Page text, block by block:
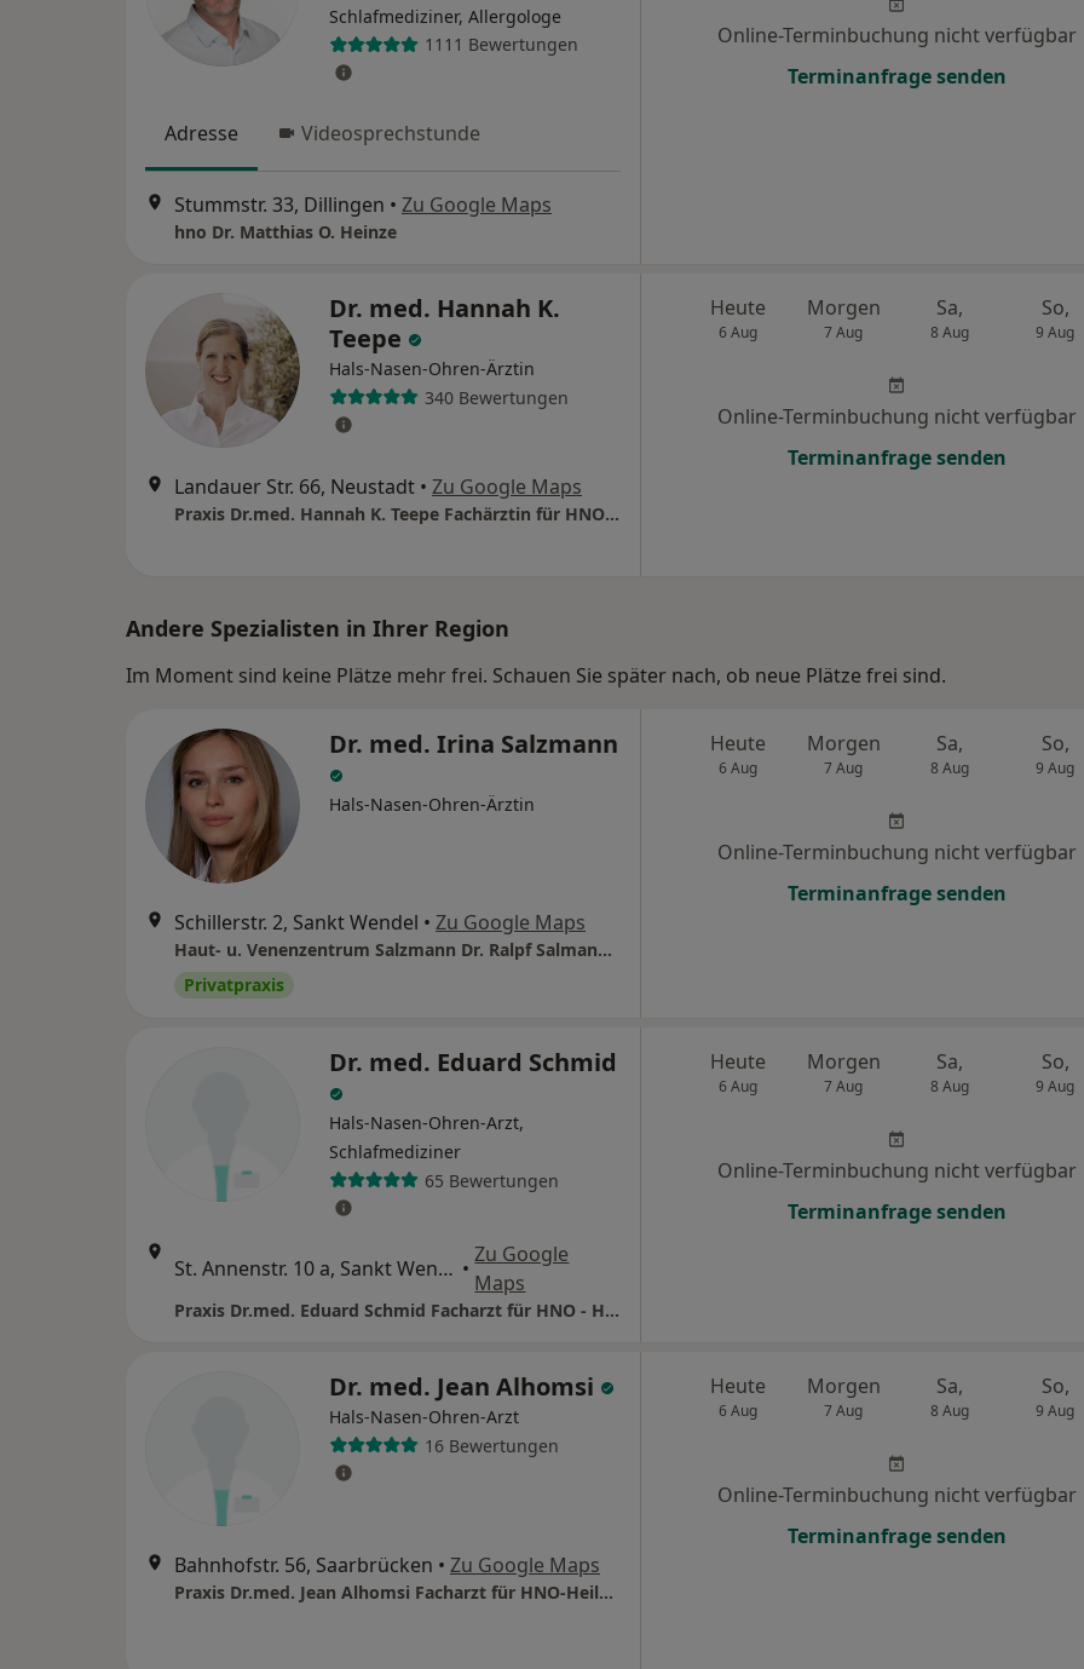
Schlafmediziner, Allergologe
1111 Bewertungen
Adresse Videosprechstunde
Stummstr. 33, Dillingen • Zu Google Maps
hno Dr. Matthias O. Heinze
Online-Terminbuchung nicht verfügbar
Terminanfrage senden
Dr. med. Hannah K.
Teepe
Hals-Nasen-Ohren-Ärztin
340 Bewertungen
Landauer Str. 66, Neustadt • Zu Google Maps
Praxis Dr.med. Hannah K. Teepe Fachärztin für HNO-Heilkunde
Heute
6 Aug
Morgen
7 Aug
Sa,
8 Aug
So,
9 Aug
Online-Terminbuchung nicht verfügbar
Terminanfrage senden
Andere Spezialisten in Ihrer Region
Im Moment sind keine Plätze mehr frei. Schauen Sie später nach, ob neue Plätze frei sind.
Dr. med. Irina Salzmann
Hals-Nasen-Ohren-Ärztin
Schillerstr. 2, Sankt Wendel • Zu Google Maps
Haut- u. Venenzentrum Salzmann Dr. Ralpf Salmann Dr. Stefan Salzmann und PD Dr. Martin Salzmann
Privatpraxis
Heute
6 Aug
Morgen
7 Aug
Sa,
8 Aug
So,
9 Aug
Online-Terminbuchung nicht verfügbar
Terminanfrage senden
Dr. med. Eduard Schmid
Hals-Nasen-Ohren-Arzt,
Schlafmediziner
65 Bewertungen
St. Annenstr. 10 a, Sankt Wendel •
Zu Google
Maps
Praxis Dr.med. Eduard Schmid Facharzt für HNO - Heilkunde
Heute
6 Aug
Morgen
7 Aug
Sa,
8 Aug
So,
9 Aug
Online-Terminbuchung nicht verfügbar
Terminanfrage senden
Dr. med. Jean Alhomsi
Hals-Nasen-Ohren-Arzt
16 Bewertungen
Bahnhofstr. 56, Saarbrücken • Zu Google Maps
Praxis Dr.med. Jean Alhomsi Facharzt für HNO-Heilkunde
Heute
6 Aug
Morgen
7 Aug
Sa,
8 Aug
So,
9 Aug
Online-Terminbuchung nicht verfügbar
Terminanfrage senden